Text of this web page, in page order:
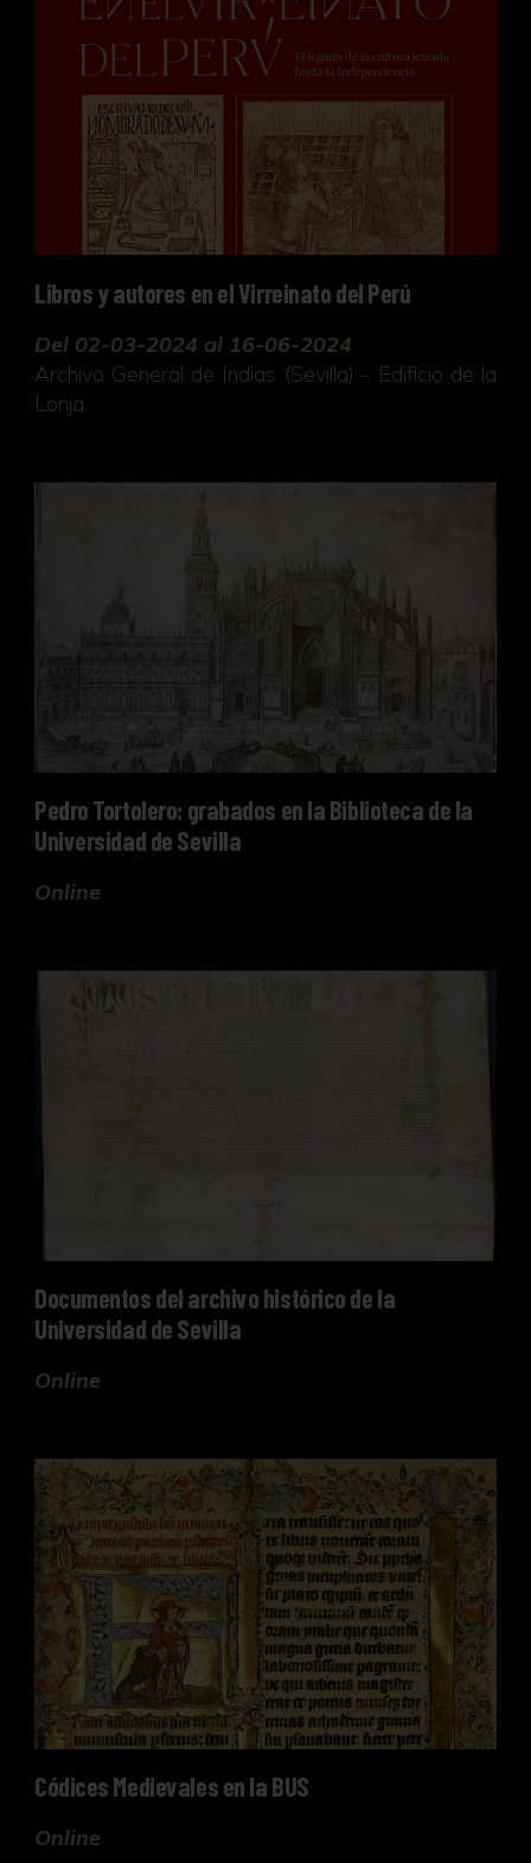
Libros y autores en el Virreinato del Perú
Del 02-03-2024 al 16-06-2024
Archivo General de Indias (Sevilla) - Edificio de la
Lonja
Pedro Tortolero: grabados en la Biblioteca de la
Pedro Tortolero: grabados en la Biblioteca de la
Universidad de Sevilla
Online
Documentos del archivo histórico de la
Documentos del archivo histórico de la
Universidad de Sevilla
Online
Códices Medievales en la BUS
Códices Medievales en la BUS
Online